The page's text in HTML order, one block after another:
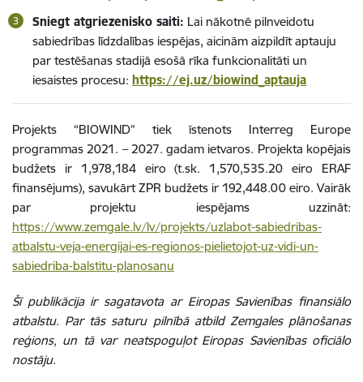
Sniegt atgriezenisko saiti: Lai nākotnē pilnveidotu
sabiedrības līdzdalības iespējas, aicinām aizpildīt aptauju
par testēšanas stadijā esošā rīka funkcionalitāti un
iesaistes procesu: https://ej.uz/biowind_aptauja
Projekts “BIOWIND” tiek īstenots Interreg Europe
programmas 2021. – 2027. gadam ietvaros. Projekta kopējais
budžets ir 1,978,184 eiro (t.sk. 1,570,535.20 eiro ERAF
finansējums), savukārt ZPR budžets ir 192,448.00 eiro. Vairāk
par projektu iespējams uzzināt:
https://www.zemgale.lv/lv/projekts/uzlabot-sabiedribas-
atbalstu-veja-energijai-es-regionos-pielietojot-uz-vidi-un-
sabiedriba-balstitu-planosanu
Šī publikācija ir sagatavota ar Eiropas Savienības finansiālo
atbalstu. Par tās saturu pilnībā atbild Zemgales plānošanas
reģions, un tā var neatspoguļot Eiropas Savienības oficiālo
nostāju.